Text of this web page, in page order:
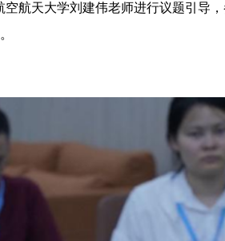
航天大学刘建伟老师进行议题引导